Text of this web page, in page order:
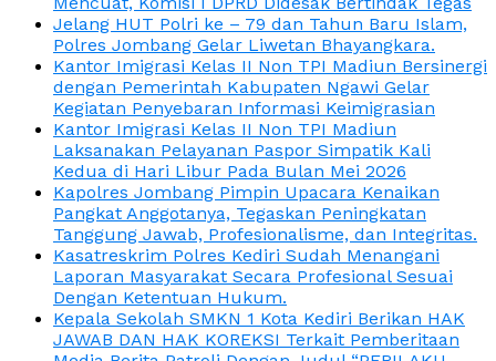
Jelang HUT Polri ke – 79 dan Tahun Baru Islam,
Polres Jombang Gelar Liwetan Bhayangkara.
Kantor Imigrasi Kelas II Non TPI Madiun Bersinergi
dengan Pemerintah Kabupaten Ngawi Gelar
Kegiatan Penyebaran Informasi Keimigrasian
Kantor Imigrasi Kelas II Non TPI Madiun
Laksanakan Pelayanan Paspor Simpatik Kali
Kedua di Hari Libur Pada Bulan Mei 2026
Kapolres Jombang Pimpin Upacara Kenaikan
Pangkat Anggotanya, Tegaskan Peningkatan
Tanggung Jawab, Profesionalisme, dan Integritas.
Kasatreskrim Polres Kediri Sudah Menangani
Laporan Masyarakat Secara Profesional Sesuai
Dengan Ketentuan Hukum.
Kepala Sekolah SMKN 1 Kota Kediri Berikan HAK
JAWAB DAN HAK KOREKSI Terkait Pemberitaan